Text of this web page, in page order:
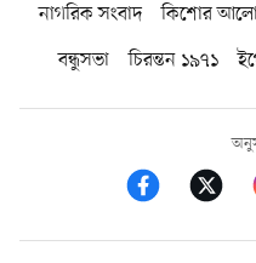
নাগরিক সংবাদ কিশোর
বন্ধুসভা
চিরন্তন ১৯৭১